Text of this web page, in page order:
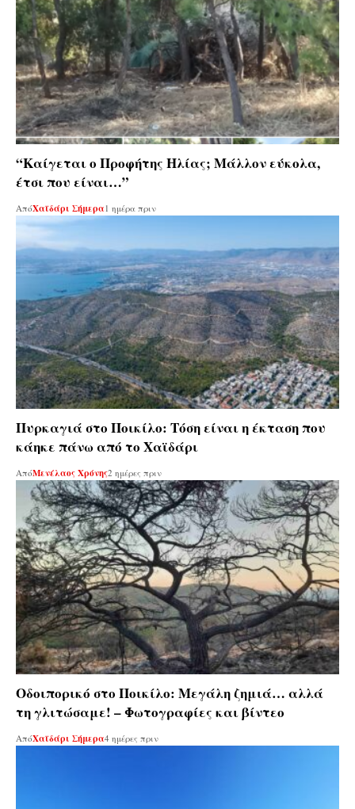
“Καίγεται ο Προφήτης Ηλίας; Μάλλον εύκολα,
έτσι που είναι…”
ΑπόΧαϊδάρι Σήμερα 1 ημέρα πριν
Πυρκαγιά στο Ποικίλο: Τόση είναι η έκταση που
κάηκε πάνω από το Χαϊδάρι
ΑπόΜενέλαος Χρόνης2 ημέρες πριν
Οδοιπορικό στο Ποικίλο: Μεγάλη ζημιά… αλλά
τη γλιτώσαμε! – Φωτογραφίες και βίντεο
ΑπόΧαϊδάρι Σήμερα4 ημέρες πριν